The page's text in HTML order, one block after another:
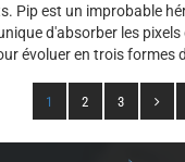
Pip est un improbable
d'absorber les
évoluer en trois formes
1 2 3